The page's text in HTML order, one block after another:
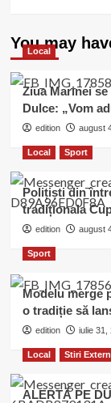
You may
Local
Ziua Marinei
Dulce: „Vom
edition august
Local Sport
Polițiști din
tradiționala
edition august
Sport
Modelu merge
o tradiție să
edition iulie 31,
Local Stiri
ALERTĂ PE